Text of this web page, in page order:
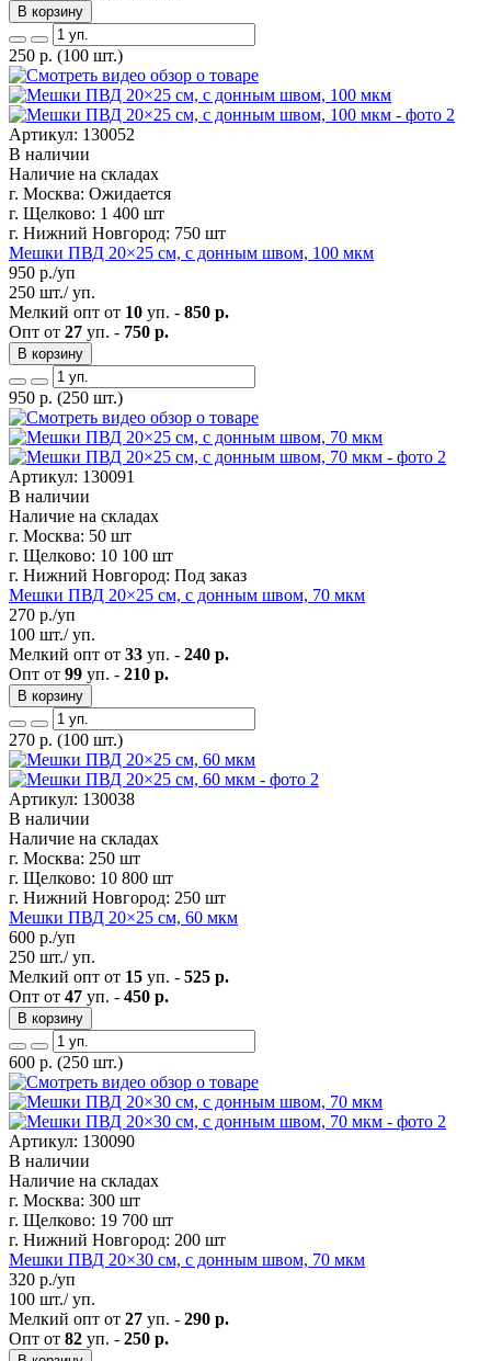
В корзину
250 р. (100 шт.)
Артикул: 130052
В наличии
Наличие на складах
г. Москва: Ожидается
г. Щелково: 1 400 шт
г. Нижний Новгород: 750 шт
Мешки ПВД 20×25 см, с донным швом, 100 мкм
950 р./уп
250 шт./ уп.
Мелкий опт от 10 уп. - 850 р.
Опт от 27 уп. - 750 р.
В корзину
950 р. (250 шт.)
Артикул: 130091
В наличии
Наличие на складах
г. Москва: 50 шт
г. Щелково: 10 100 шт
г. Нижний Новгород: Под заказ
Мешки ПВД 20×25 см, с донным швом, 70 мкм
270 р./уп
100 шт./ уп.
Мелкий опт от 33 уп. - 240 р.
Опт от 99 уп. - 210 р.
В корзину
270 р. (100 шт.)
Артикул: 130038
В наличии
Наличие на складах
г. Москва: 250 шт
г. Щелково: 10 800 шт
г. Нижний Новгород: 250 шт
Мешки ПВД 20×25 см, 60 мкм
600 р./уп
250 шт./ уп.
Мелкий опт от 15 уп. - 525 р.
Опт от 47 уп. - 450 р.
В корзину
600 р. (250 шт.)
Артикул: 130090
В наличии
Наличие на складах
г. Москва: 300 шт
г. Щелково: 19 700 шт
г. Нижний Новгород: 200 шт
Мешки ПВД 20×30 см, с донным швом, 70 мкм
320 р./уп
100 шт./ уп.
Мелкий опт от 27 уп. - 290 р.
Опт от 82 уп. - 250 р.